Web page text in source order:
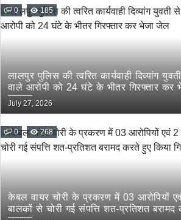
0 185
लालपुर पुलिस की त्वरित कार्यवाही दिव्यांग
वाले आरोपी को 24 घंटे के भीतर गिरफ्तार कर
July 27, 2026
0 268
केबल वायर चोरी के प्रकरण में 03 आरोपियों
बालकों से चोरी गई संपत्ति शत-प्रतिशत बरामद